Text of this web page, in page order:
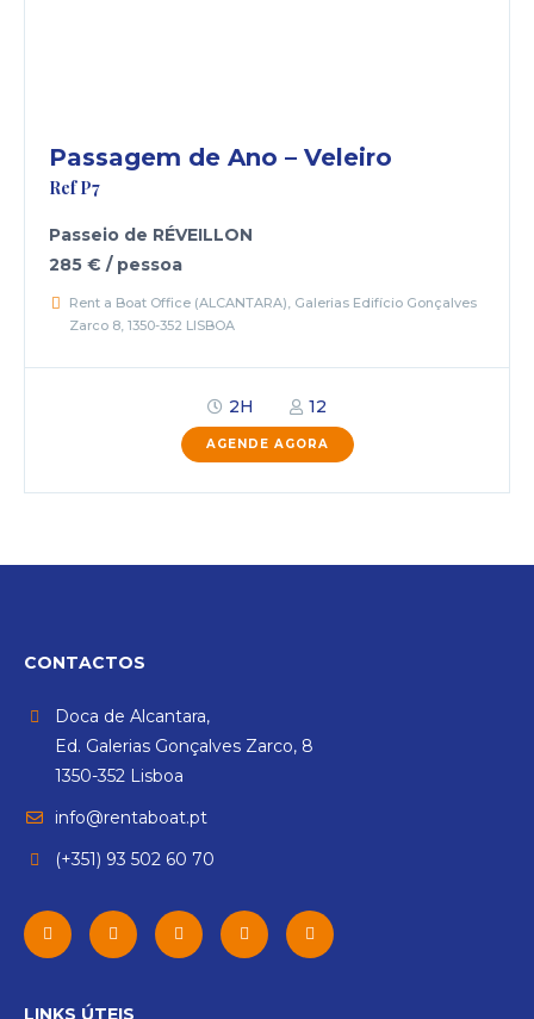
Passagem de Ano – Veleiro
Ref P7
Passeio de RÉVEILLON
285 € / pessoa
Rent a Boat Office (ALCANTARA), Galerias Edifício Gonçalves
Zarco 8, 1350-352 LISBOA
2H 12
AGENDE AGORA
CONTACTOS
Doca de Alcantara,
Ed. Galerias Gonçalves Zarco, 8
1350-352 Lisboa
info@rentaboat.pt
(+351) 93 502 60 70
LINKS ÚTEIS